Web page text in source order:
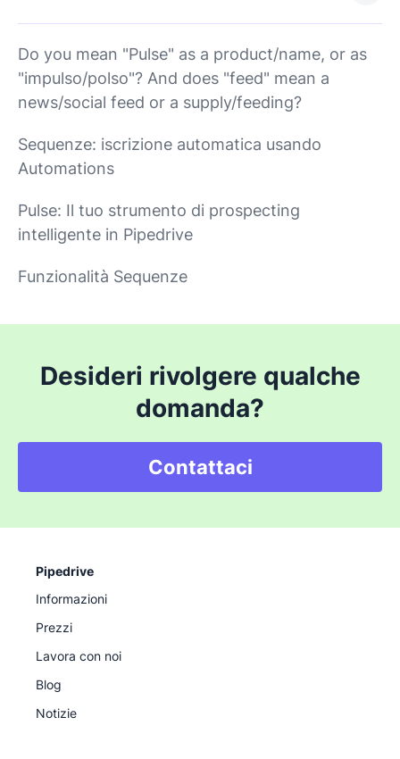
Do you mean "Pulse" as a product/name, or as
"impulso/polso"? And does "feed" mean a
news/social feed or a supply/feeding?
Sequenze: iscrizione automatica usando
Automations
Pulse: Il tuo strumento di prospecting
intelligente in Pipedrive
Funzionalità Sequenze
Desideri rivolgere qualche
domanda?
Contattaci
Pipedrive
Informazioni
Prezzi
Lavora con noi
Blog
Notizie